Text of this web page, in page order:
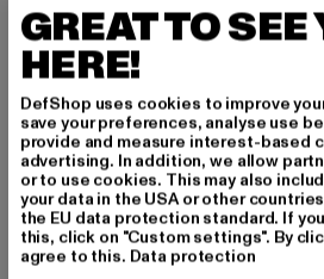
KARL KANI
KMI-PL063-090-13 KK Retro Baggy Workwear Denim
68,39 EUR
Derzeitiger Preis: 68,39 EUR
89,99 EUR Aktionspreis: 89,99
GREAT TO SEE
HERE!
DefShop uses cookies to improve
save your preferences, analyse use
provide and measure interest-based
advertising. In addition, we allow
or to use cookies. This may also
your data in the USA or other
the EU data protection standard. If
this, click on "Custom settings". By
agree to this. Data protection